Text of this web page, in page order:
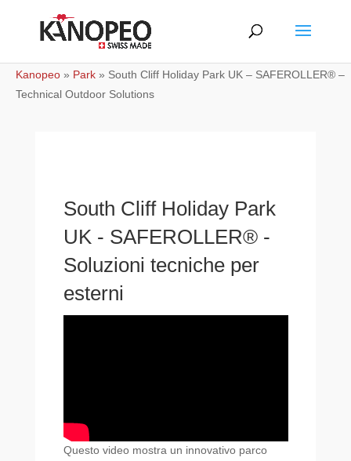
Kanopeo » Park » South Cliff Holiday Park UK – SAFEROLLER® –
Technical Outdoor Solutions
South Cliff Holiday Park
UK - SAFEROLLER® -
Soluzioni tecniche per
esterni
Questo video mostra un innovativo parco